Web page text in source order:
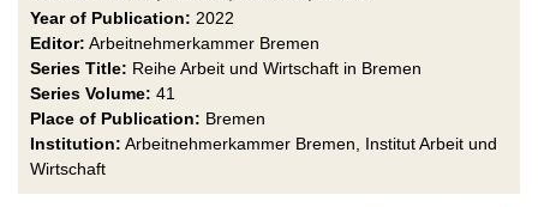
Year of Publication: 2022
Editor: Arbeitnehmerkammer Bremen
Series Title: Reihe Arbeit und Wirtschaft in Bremen
Series Volume: 41
Place of Publication: Bremen
Institution: Arbeitnehmerkammer Bremen, Institut Arbeit und
Wirtschaft